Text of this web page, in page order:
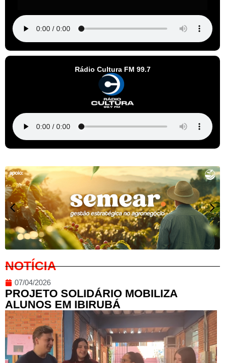
Rádio Cultura FM 99.7
NOTÍCIA
07/04/2026
PROJETO SOLIDÁRIO MOBILIZA
ALUNOS EM IBIRUBÁ